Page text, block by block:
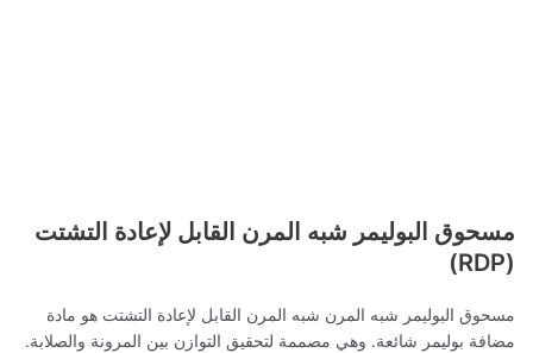
مسحوق البوليمر شبه المرن القابل لإعادة التشتت
(RDP)
مسحوق البوليمر شبه المرن شبه المرن القابل لإعادة التشتت هو مادة
مضافة بوليمر شائعة. وهي مصممة لتحقيق التوازن بين المرونة والصلابة.